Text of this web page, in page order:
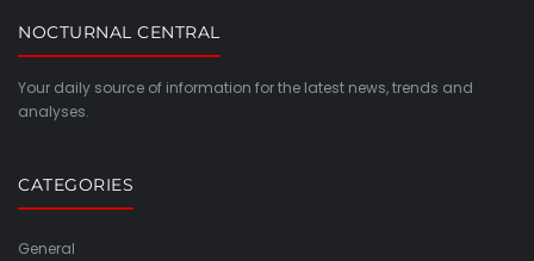
NOCTURNAL CENTRAL
Your daily source of information for the latest news, trends and
analyses.
CATEGORIES
General